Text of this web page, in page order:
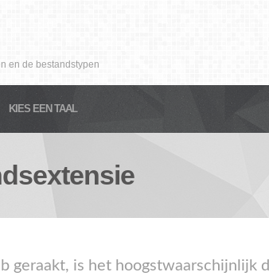
en de bestandstypen
KIES EEN TAAL
geraakt, is het hoogstwaarschijnlijk